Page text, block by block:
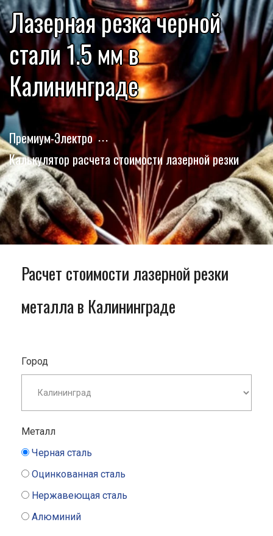
Лазерная резка черной
стали 1.5 мм в
Калининграде
Премиум-Электро
Калькулятор расчета стоимости лазерной резки
Расчет стоимости лазерной резки
металла в Калининграде
Город
Металл
Черная сталь
Оцинкованная сталь
Нержавеющая сталь
Алюминий